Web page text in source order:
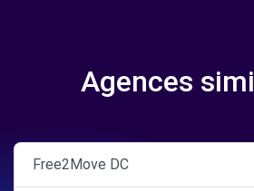
Agences
Free2Move DC